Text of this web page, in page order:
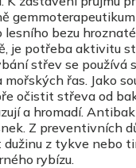
lesního bezu
je potřeba aktivitu
střev se používá
řas. Jako
očistit střeva od
a hromadí.
Z preventivních
z tykve nebo
rybízu.